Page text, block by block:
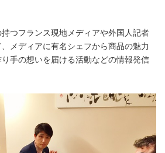
つフランス現地メディアや外国人記者
メディアに有名シェフから商品の魅力
手の想いを届ける活動などの情報発信